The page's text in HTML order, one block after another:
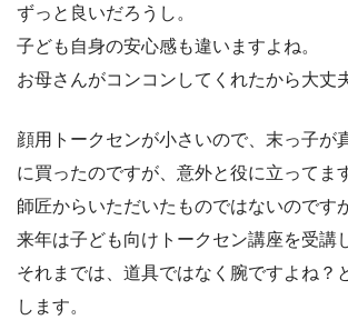
ずっと良いだろうし。
子ども自身の安心感も違いますよね。
お母さんがコンコンしてくれたから大丈
顔用トークセンが小さいので、末っ子が
に買ったのですが、意外と役に立ってま
師匠からいただいたものではないのです
来年は子ども向けトークセン講座を受講
それまでは、道具ではなく腕ですよね？
します。